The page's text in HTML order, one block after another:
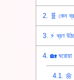
2. 🧬 কেন
3. ⚡ ব্রণ
4. 🏡 ঘরোয়া
4.1. 🌼